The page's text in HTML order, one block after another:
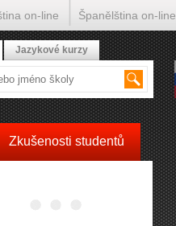
Zkušenosti studentů
Jazykové kurzy
on-line Španělština on-line